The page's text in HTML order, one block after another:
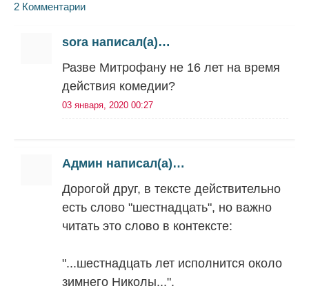
2 Комментарии
sora написал(а)…
Разве Митрофану не 16 лет на время
действия комедии?
03 января, 2020 00:27
Админ написал(а)…
Дорогой друг, в тексте действительно
есть слово "шестнадцать", но важно
читать это слово в контексте:
"...шестнадцать лет исполнится около
зимнего Николы...".